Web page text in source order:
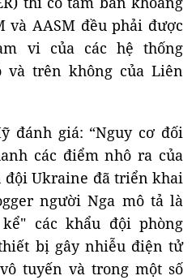
và AASM đều phải được
vi của các hệ thống
và trên không của Liên
đánh giá: “Nguy cơ đối
các điểm nhô ra của
Ukraine đã triển khai
người Nga mô tả là
các khẩu đội phòng
bị gây nhiễu điện tử
tuyến và trong một số